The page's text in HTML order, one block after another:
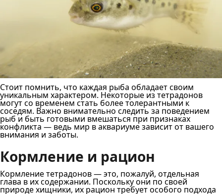
Стоит помнить, что каждая рыба обладает своим
уникальным характером. Некоторые из тетрадонов
могут со временем стать более толерантными к
соседям. Важно внимательно следить за поведением
рыб и быть готовыми вмешаться при признаках
конфликта — ведь мир в аквариуме зависит от вашего
внимания и заботы.
Кормление и рацион
Кормление тетрадонов — это, пожалуй, отдельная
глава в их содержании. Поскольку они по своей
природе хищники, их рацион требует особого подхода